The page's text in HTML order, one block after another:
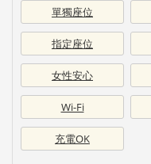
單獨座位
指定座位
女性安心
Wi-Fi
充電OK